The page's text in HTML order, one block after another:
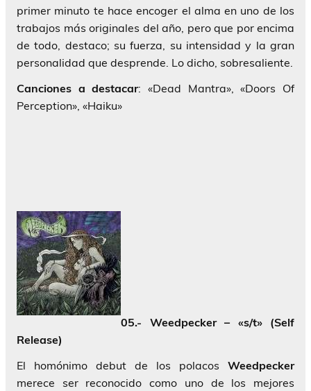
primer minuto te hace encoger el alma en uno de los
trabajos más originales del año, pero que por encima
de todo, destaco; su fuerza, su intensidad y la gran
personalidad que desprende. Lo dicho, sobresaliente.
Canciones a destacar: «Dead Mantra», «Doors Of
Perception», «Haiku»
05.- Weedpecker – «s/t» (Self
Release)
El homónimo debut de los polacos Weedpecker
merece ser reconocido como uno de los mejores